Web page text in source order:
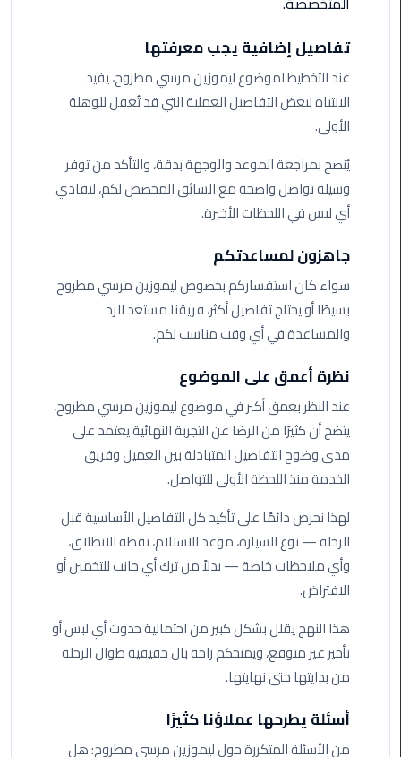
العرب
ليموزين
مطار
العرب
سارات
مرسيدس
اسكندرية
ليموزين
الساحل
الشمالي
ليموزين
العين
السخنة
ليموزين
تفاصيل إضافية يجب معرفتها
عند التخطيط لموضوع ليموزين مرسي مطروح، يفيد
الانتباه لبعض التفاصيل العملية التي قد تُغفل للوهلة
الأولى.
يُنصح بمراجعة الموعد والوجهة بدقة، والتأكد من توفر
وسيلة تواصل واضحة مع السائق المخصص لكم، لتفادي
أي لبس في اللحظات الأخيرة.
جاهزون لمساعدتكم
سواء كان استفساركم بخصوص ليموزين مرسي مطروح
بسيطًا أو يحتاج تفاصيل أكثر، فريقنا مستعد للرد
والمساعدة في أي وقت مناسب لكم.
نظرة أعمق على الموضوع
عند النظر بعمق أكبر في موضوع ليموزين مرسي مطروح،
يتضح أن كثيرًا من الرضا عن التجربة النهائية يعتمد على
مدى وضوح التفاصيل المتبادلة بين العميل وفريق
الخدمة منذ اللحظة الأولى للتواصل.
لهذا نحرص دائمًا على تأكيد كل التفاصيل الأساسية قبل
الرحلة — نوع السيارة، موعد الاستلام، نقطة الانطلاق،
وأي ملاحظات خاصة — بدلاً من ترك أي جانب للتخمين أو
الافتراض.
هذا النهج يقلل بشكل كبير من احتمالية حدوث أي لبس أو
تأخير غير متوقع، ويمنحكم راحة بال حقيقية طوال الرحلة
من بدايتها حتى نهايتها.
أسئلة يطرحها عملاؤنا كثيرًا
من الأسئلة المتكررة حول ليموزين مرسي مطروح: هل